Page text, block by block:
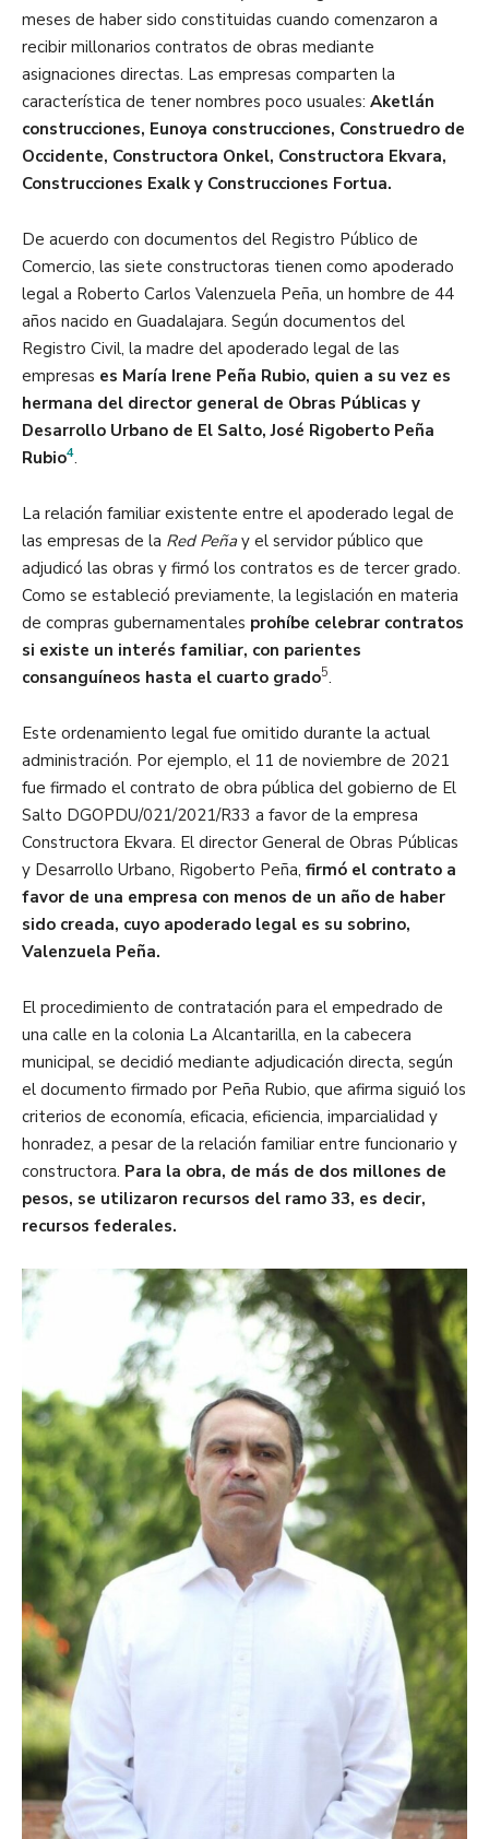
meses de haber sido constituidas cuando comenzaron a
recibir millonarios contratos de obras mediante
asignaciones directas. Las empresas comparten la
característica de tener nombres poco usuales: Aketlán
construcciones, Eunoya construcciones, Construedro de
Occidente, Constructora Onkel, Constructora Ekvara,
Construcciones Exalk y Construcciones Fortua.
De acuerdo con documentos del Registro Público de
Comercio, las siete constructoras tienen como apoderado
legal a Roberto Carlos Valenzuela Peña, un hombre de 44
años nacido en Guadalajara. Según documentos del
Registro Civil, la madre del apoderado legal de las
empresas es María Irene Peña Rubio, quien a su vez es
hermana del director general de Obras Públicas y
Desarrollo Urbano de El Salto, José Rigoberto Peña
Rubio4.
La relación familiar existente entre el apoderado legal de
las empresas de la Red Peñay el servidor público que
adjudicó las obras y firmó los contratos es de tercer grado.
Como se estableció previamente, la legislación en materia
de compras gubernamentales prohíbe celebrar contratos
si existe un interés familiar, con parientes
consanguíneos hasta el cuarto grado5.
Este ordenamiento legal fue omitido durante la actual
administración. Por ejemplo, el 11 de noviembre de 2021
fue firmado el contrato de obra pública del gobierno de El
Salto DGOPDU/021/2021/R33 a favor de la empresa
Constructora Ekvara. El director General de Obras Públicas
y Desarrollo Urbano, Rigoberto Peña, firmó el contrato a
favor de una empresa con menos de un año de haber
sido creada, cuyo apoderado legal es su sobrino,
Valenzuela Peña.
El procedimiento de contratación para el empedrado de
una calle en la colonia La Alcantarilla, en la cabecera
municipal, se decidió mediante adjudicación directa, según
el documento firmado por Peña Rubio, que afirma siguió los
criterios de economía, eficacia, eficiencia, imparcialidad y
honradez, a pesar de la relación familiar entre funcionario y
constructora. Para la obra, de más de dos millones de
pesos, se utilizaron recursos del ramo 33, es decir,
recursos federales.